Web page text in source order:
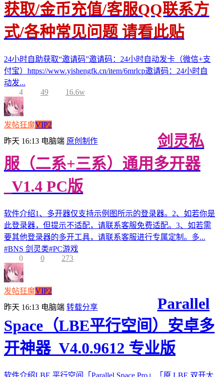
获取/金币充值/客服QQ联系方
式/各种常见问题 请看此贴
24小时自助获取“邀请码”邀请码：24小时自动发卡（微信+支
付宝）https://www.yishengfk.cn/item/6mrlcp邀请码：24小时自
动发...
4
49 16.6w
发帖狂魔VIP2
昨天 16:13 电脑端 原创制作
剑灵私
服（二系+三系）通用多开器
_V1.4 PC版
软件介绍1、多开器仅支持示例图所示的登录器。2、如若你是
此登录器，但提示不适配，请联系客服免费适配。3、如若需
要其他登录器的多开工具，请联系客服进行专属定制。多...
#BNS 剑灵类#PC游戏
0
0 273
发帖狂魔VIP2
昨天 16:13 电脑端 转载分享
Parallel
Space（LBE平行空间）安卓多
开神器_V4.0.9612 专业版
软件介绍LBE 平行空间「Parallel Space Pro」「原 LBE 双开大